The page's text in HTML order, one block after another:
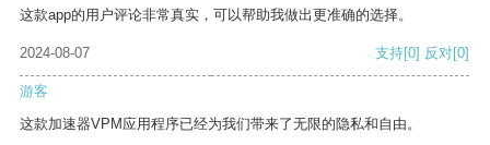
这款app的用户评论非常真实，可以帮助我做出更准确的选择。
2024-08-07 支持[0] 反对[0]
游客
这款加速器VPM应用程序已经为我们带来了无限的隐私和自由。